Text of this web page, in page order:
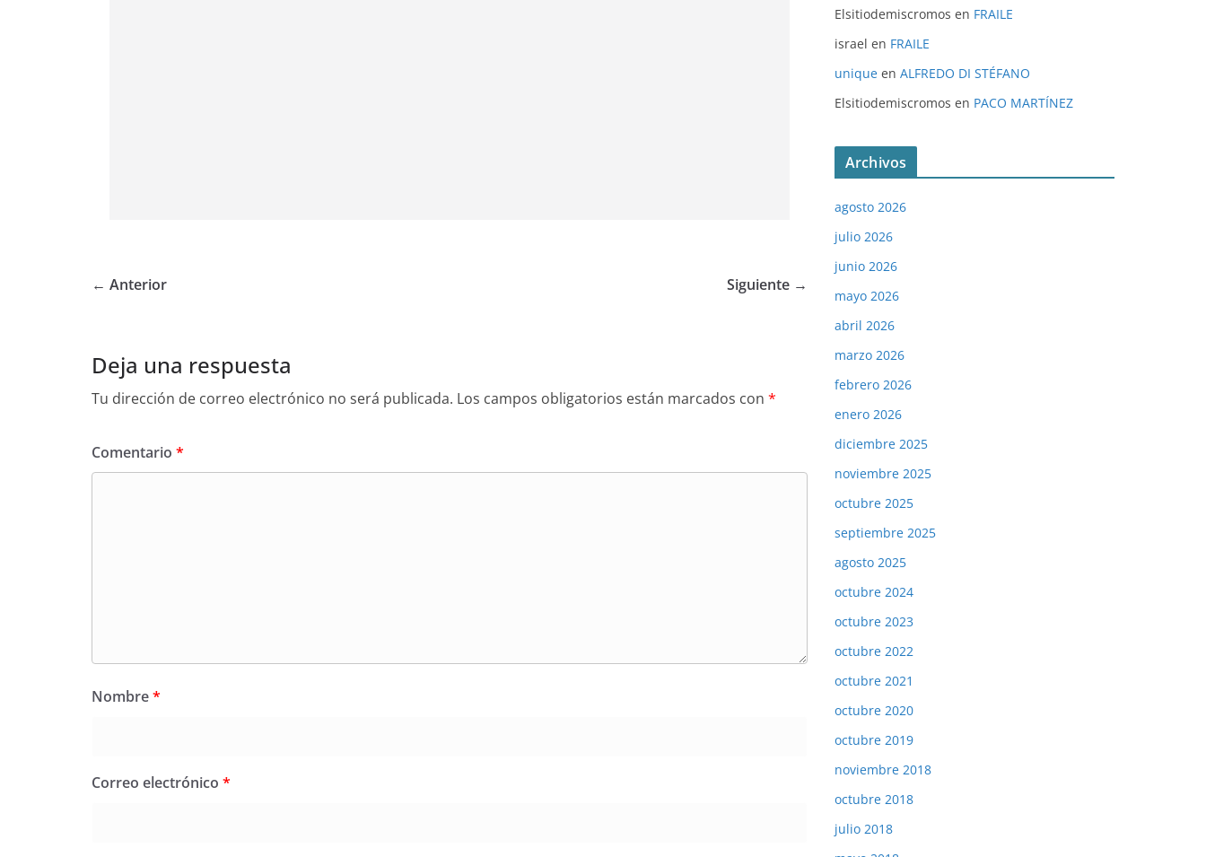
← Anterior Siguiente →
Deja una respuesta
Tu dirección de correo electrónico no será publicada. Los campos obligatorios están marcados con *
Comentario *
Nombre*
Correo electrónico *
Elsitiodemiscromos en FRAILE
israel en FRAILE
unique en ALFREDO DI STÉFANO
Elsitiodemiscromos en PACO MARTÍNEZ
Archivos
agosto 2026
julio 2026
junio 2026
mayo 2026
abril 2026
marzo 2026
febrero 2026
enero 2026
diciembre 2025
noviembre 2025
octubre 2025
septiembre 2025
agosto 2025
octubre 2024
octubre 2023
octubre 2022
octubre 2021
octubre 2020
octubre 2019
noviembre 2018
octubre 2018
julio 2018